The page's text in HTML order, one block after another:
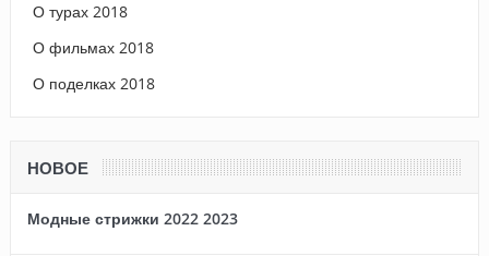
О турах 2018
О фильмах 2018
О поделках 2018
НОВОЕ
Модные стрижки 2022 2023